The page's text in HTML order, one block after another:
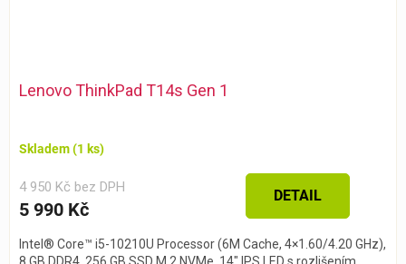
Lenovo ThinkPad T14s Gen 1
Skladem(1 ks)
4 950 Kč bez DPH
5 990 Kč
DETAIL
Intel® Core™ i5-10210U Processor (6M Cache, 4×1.60/4.20 GHz),